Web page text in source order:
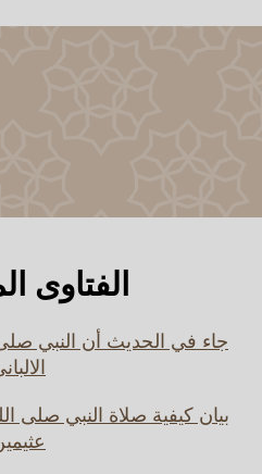
الفتاوى
جاء في الحديث أن النبي
بيان كيفية صلاة النبي صلى